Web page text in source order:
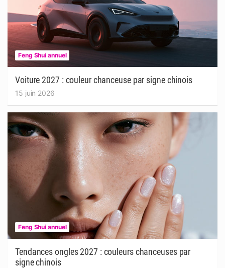
Feng Shui annuel
Voiture 2027 : couleur chanceuse par signe chinois
15 juin 2026
Feng Shui annuel
Tendances ongles 2027 : couleurs chanceuses par
signe chinois